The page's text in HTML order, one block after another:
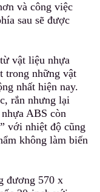
và công việc
sau sẽ được
vật liệu nhựa
trong những vật
nhất hiện nay.
rắn nhưng lại
ABS còn
với nhiệt độ cũng
không làm biến
đương 570 x